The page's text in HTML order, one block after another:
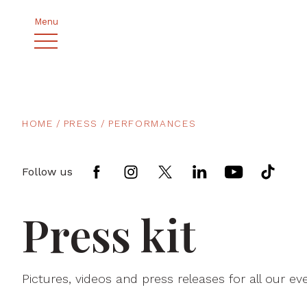
Menu
HOME PRESS PERFORMANCES
Follow us
Press kit
Pictures, videos and press releases for all our